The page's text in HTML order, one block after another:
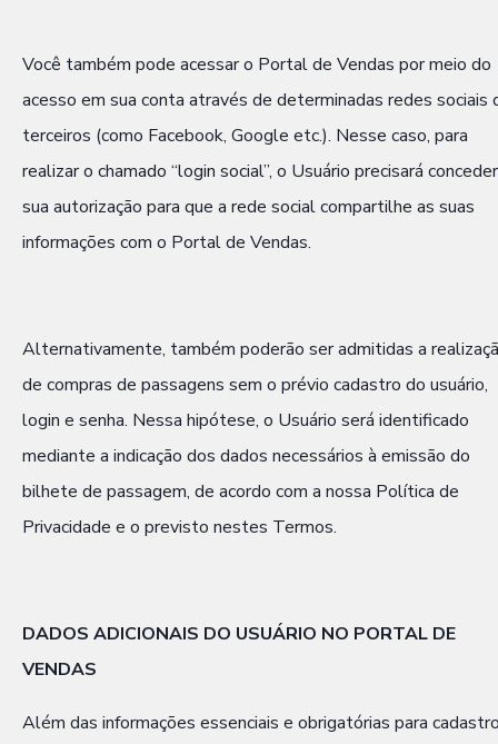
Você também pode acessar o Portal de Vendas por meio do
acesso em sua conta através de determinadas redes sociais
terceiros (como Facebook, Google etc.). Nesse caso, para
realizar o chamado “login social”, o Usuário precisará
sua autorização para que a rede social compartilhe as suas
informações com o Portal de Vendas.
Alternativamente, também poderão ser admitidas a
de compras de passagens sem o prévio cadastro do usuário,
login e senha. Nessa hipótese, o Usuário será identificado
mediante a indicação dos dados necessários à emissão do
bilhete de passagem, de acordo com a nossa Política de
Privacidade e o previsto nestes Termos.
DADOS ADICIONAIS DO USUÁRIO NO PORTAL DE
VENDAS
Além das informações essenciais e obrigatórias para